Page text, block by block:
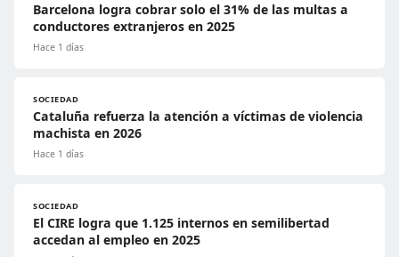
Barcelona logra cobrar solo el 31% de las multas a
conductores extranjeros en 2025
Hace 1 días
SOCIEDAD
Cataluña refuerza la atención a víctimas de violencia
machista en 2026
Hace 1 días
SOCIEDAD
El CIRE logra que 1.125 internos en semilibertad
accedan al empleo en 2025